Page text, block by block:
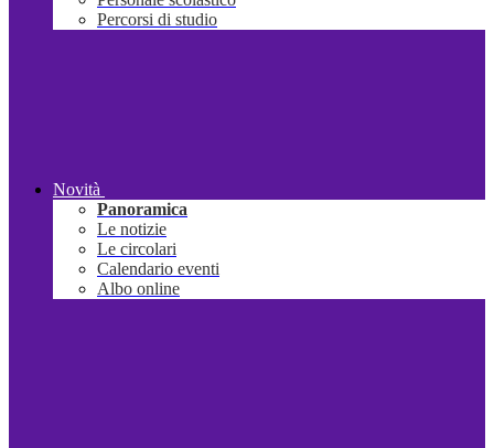
Percorsi di studio
Novità
Panoramica
Le notizie
Le circolari
Calendario eventi
Albo online